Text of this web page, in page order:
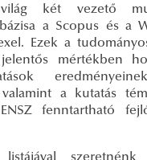
két vezető
a Scopus és a
Ezek a
mértékben
valamint a kutatás
fenntartható
szeretnénk